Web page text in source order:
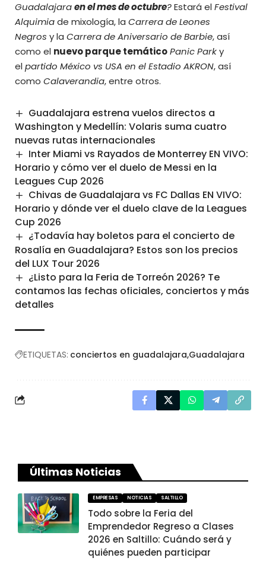
Guadalajaraen el mes de octubre?Estará elFestival
Alquimiade mixología, la Carrera de Leones
Negros y la Carrera de Aniversario de Barbie, así
como el nuevo parque temáticoPanic Parky
elpartido México vs USA en el Estadio AKRON, así
como Calaverandia, entre otros.
Guadalajara estrena vuelos directos a
Washington y Medellín: Volaris suma cuatro
nuevas rutas internacionales
Inter Miami vs Rayados de Monterrey EN VIVO:
Horario y cómo ver el duelo de Messi en la
Leagues Cup 2026
Chivas de Guadalajara vs FC Dallas EN VIVO:
Horario y dónde ver el duelo clave de la Leagues
Cup 2026
¿Todavía hay boletos para el concierto de
Rosalía en Guadalajara? Estos son los precios
del LUX Tour 2026
¿Listo para la Feria de Torreón 2026? Te
contamos las fechas oficiales, conciertos y más
detalles
ETIQUETAS: conciertos en guadalajara Guadalajara
Últimas Noticias
EMPRESAS NOTICIAS SALTILLO
Todo sobre la Feria del
Emprendedor Regreso a Clases
2026 en Saltillo: Cuándo será y
quiénes pueden participar